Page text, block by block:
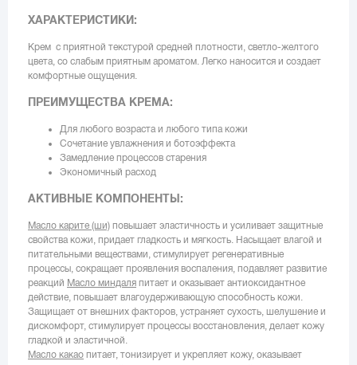
ХАРАКТЕРИСТИКИ:
Крем с приятной текстурой средней плотности, светло-желтого
цвета, со слабым приятным ароматом. Легко наносится и создает
комфортные ощущения.
ПРЕИМУЩЕСТВА КРЕМА:
Для любого возраста и любого типа кожи
Сочетание увлажнения и ботоэффекта
Замедление процессов старения
Экономичный расход
АКТИВНЫЕ КОМПОНЕНТЫ:
Масло карите (ши) повышает эластичность и усиливает защитные
свойства кожи, придает гладкость и мягкость. Насыщает влагой и
питательными веществами, стимулирует регенеративные
процессы, сокращает проявления воспаления, подавляет развитие
реакций Масло миндаля питает и оказывает антиоксидантное
действие, повышает влагоудерживающую способность кожи.
Защищает от внешних факторов, устраняет сухость, шелушение и
дискомфорт, стимулирует процессы восстановления, делает кожу
гладкой и эластичной.
Масло какао питает, тонизирует и укрепляет кожу, оказывает